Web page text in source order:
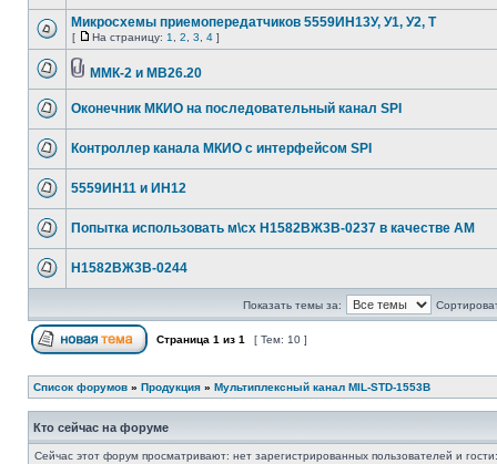
Микросхемы приемопередатчиков 5559ИН13У, У1, У2, Т
[ На страницу: 1 2 3 4 ]
ММК-2 и МВ26.20
Оконечник МКИО на последовательный канал SPI
Контроллер канала МКИО с интерфейсом SPI
5559ИН11 и ИН12
Попытка использовать м\сх Н1582ВЖ3В-0237 в качестве AM
Н1582ВЖ3В-0244
Показать темы за:
Страница 1 из 1 [ Тем: 10 ]
Список форумов » Продукция » Мультиплексный канал MIL-STD-1553B
Кто сейчас на форуме
Сейчас этот форум просматривают: нет зарегистрированных пользователей и